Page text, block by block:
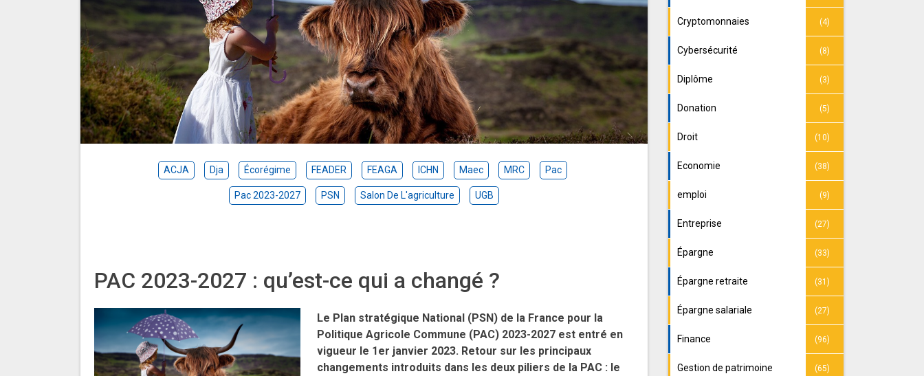
ACJA Dja Écorégime FEADER FEAGA ICHN Maec MRC Pac
Pac 2023-2027 PSN Salon De L'agriculture UGB
PAC 2023-2027 : qu’est-ce qui a changé ?
Le Plan stratégique National (PSN) de la France pour la
Politique Agricole Commune (PAC) 2023-2027 est entré en
vigueur le 1er janvier 2023. Retour sur les principaux
changements introduits dans les deux piliers de la PAC : le
Cryptomonnaies (4)
Cybersécurité (8)
Diplôme (3)
Donation (5)
Droit (10)
Economie (38)
emploi (9)
Entreprise (27)
Épargne (33)
Épargne retraite (31)
Épargne salariale (27)
Finance (96)
Gestion de patrimoine (65)